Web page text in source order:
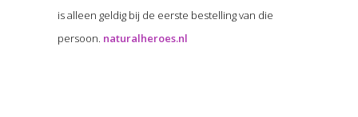
is alleen geldig bij de eerste bestelling van die
persoon. naturalheroes.nl